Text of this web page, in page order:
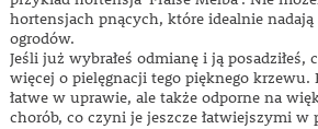
hortensjach pnących, które idealnie
ogrodów.
Jeśli już wybrałeś odmianę i ją posadziłeś,
więcej o pielęgnacji tego pięknego
łatwe w uprawie, ale także odporne na
chorób, co czyni je jeszcze łatwiejszymi w